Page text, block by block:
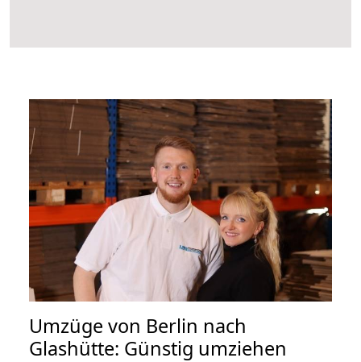
Umzüge von Berlin nach
Glashütte: Günstig umziehen